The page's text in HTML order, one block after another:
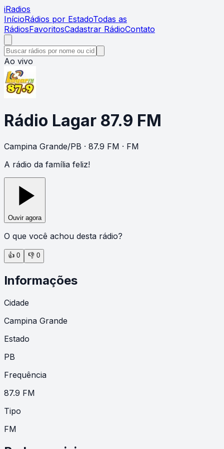
iRadios
InícioRádios por EstadoTodas as
RádiosFavoritosCadastrar RádioContato
Ao vivo
Rádio Lagar 87.9 FM
Campina Grande/PB · 87.9 FM · FM
A rádio da família feliz!
Ouvir agora
O que você achou desta rádio?
👍 0 👎 0
Informações
Cidade
Campina Grande
Estado
PB
Frequência
87.9 FM
Tipo
FM